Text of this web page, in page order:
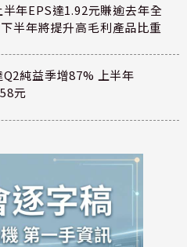
年EPS達1.92元賺逾去年全
半年將提升高毛利產品比重
Q2純益季增87% 上半年
元